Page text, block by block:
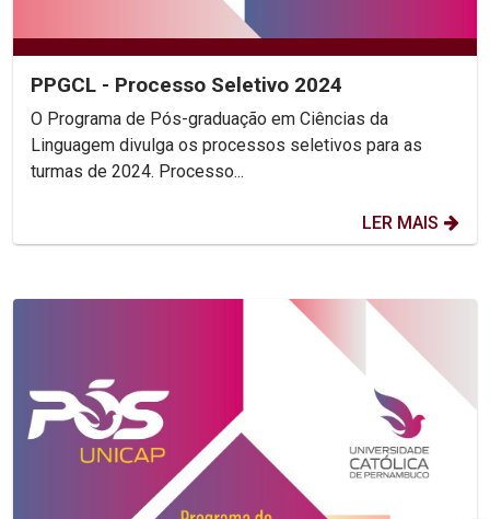
PPGCL - Processo Seletivo 2024
O Programa de Pós-graduação em Ciências da
Linguagem divulga os processos seletivos para as
turmas de 2024. Processo...
LER MAIS